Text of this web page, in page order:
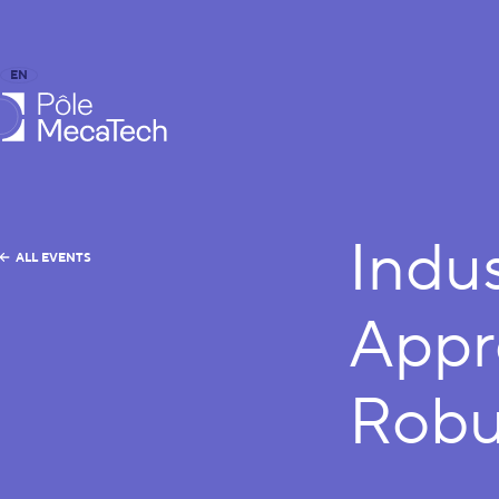
EN
FR
ALL EVENTS